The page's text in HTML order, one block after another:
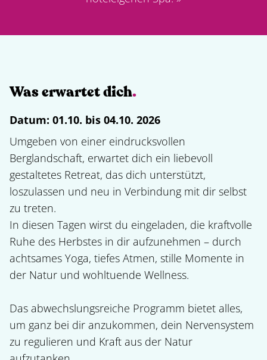
Was erwartet dich.
Datum: 01.10. bis 04.10. 2026
Umgeben von einer eindrucksvollen
Berglandschaft, erwartet dich ein liebevoll
gestaltetes Retreat, das dich unterstützt,
loszulassen und neu in Verbindung mit dir selbst
zu treten.
In diesen Tagen wirst du eingeladen, die kraftvolle
Ruhe des Herbstes in dir aufzunehmen – durch
achtsames Yoga, tiefes Atmen, stille Momente in
der Natur und wohltuende Wellness.
Das abwechslungsreiche Programm bietet alles,
um ganz bei dir anzukommen, dein Nervensystem
zu regulieren und Kraft aus der Natur